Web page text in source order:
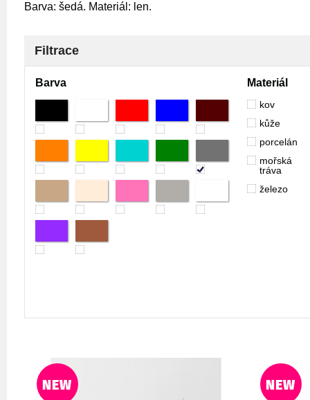
Barva: šedá. Materiál: len.
Filtrace
Barva Materiál
kov
kůže
porcelán
mořská
tráva
železo
NEW NEW